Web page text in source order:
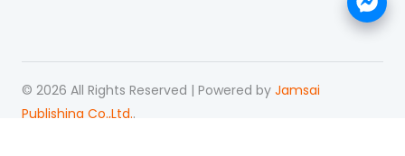
© 2026 All Rights Reserved | Powered by Jamsai
Publishing Co.,Ltd..